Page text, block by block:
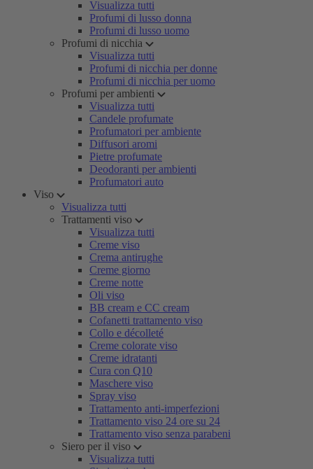
Visualizza tutti
Profumi di lusso donna
Profumi di lusso uomo
Profumi di nicchia
Visualizza tutti
Profumi di nicchia per donne
Profumi di nicchia per uomo
Profumi per ambienti
Visualizza tutti
Candele profumate
Profumatori per ambiente
Diffusori aromi
Pietre profumate
Deodoranti per ambienti
Profumatori auto
Viso
Visualizza tutti
Trattamenti viso
Visualizza tutti
Creme viso
Crema antirughe
Creme giorno
Creme notte
Oli viso
BB cream e CC cream
Cofanetti trattamento viso
Collo e décolleté
Creme colorate viso
Creme idratanti
Cura con Q10
Maschere viso
Spray viso
Trattamento anti-imperfezioni
Trattamento viso 24 ore su 24
Trattamento viso senza parabeni
Siero per il viso
Visualizza tutti